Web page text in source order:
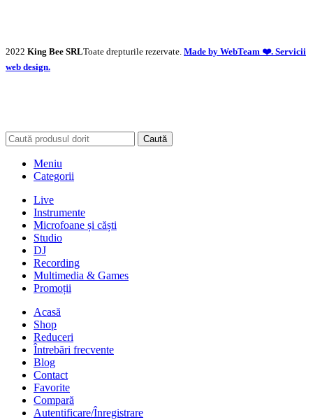
2022 King Bee SRLToate drepturile rezervate. Made by WebTeam ❤️. Servicii
web design.
Caută
Meniu
Categorii
Live
Instrumente
Microfoane și căști
Studio
DJ
Recording
Multimedia & Games
Promoții
Acasă
Shop
Reduceri
Întrebări frecvente
Blog
Contact
Favorite
Compară
Autentificare/Înregistrare